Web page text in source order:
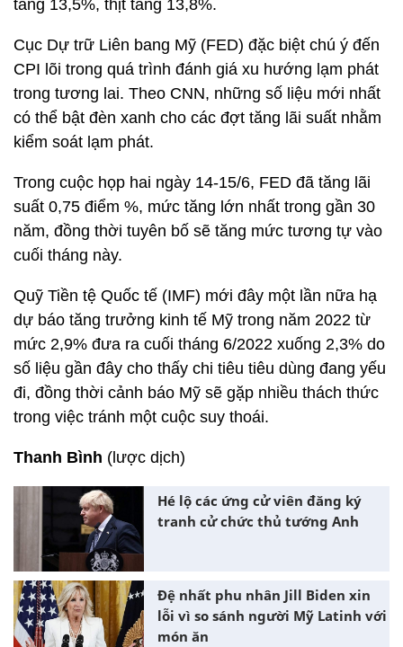
tăng 13,5%, thịt tăng 13,8%.
Cục Dự trữ Liên bang Mỹ (FED) đặc biệt chú ý đến
CPI lõi trong quá trình đánh giá xu hướng lạm phát
trong tương lai. Theo CNN, những số liệu mới nhất
có thể bật đèn xanh cho các đợt tăng lãi suất nhằm
kiểm soát lạm phát.
Trong cuộc họp hai ngày 14-15/6, FED đã tăng lãi
suất 0,75 điểm %, mức tăng lớn nhất trong gần 30
năm, đồng thời tuyên bố sẽ tăng mức tương tự vào
cuối tháng này.
Quỹ Tiền tệ Quốc tế (IMF) mới đây một lần nữa hạ
dự báo tăng trưởng kinh tế Mỹ trong năm 2022 từ
mức 2,9% đưa ra cuối tháng 6/2022 xuống 2,3% do
số liệu gần đây cho thấy chi tiêu tiêu dùng đang yếu
đi, đồng thời cảnh báo Mỹ sẽ gặp nhiều thách thức
trong việc tránh một cuộc suy thoái.
Thanh Bình (lược dịch)
Hé lộ các ứng cử viên đăng ký
tranh cử chức thủ tướng Anh
Đệ nhất phu nhân Jill Biden xin
lỗi vì so sánh người Mỹ Latinh với
món ăn